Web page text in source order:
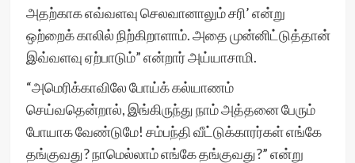
அதற்காக எவ்வளவு செலவானாலும் சரி’ என்று
ஒற்றைக் காலில் நிற்கிறாளாம். அதை முன்னிட்டுத்தான்
இவ்வளவு ஏற்பாடும்” என்றார் அய்யாசாமி.
“அமெரிக்காவிலே போய்க் கல்யாணம்
செய்வதென்றால், இங்கிருந்து நாம் அத்தனை பேரும்
போயாக வேண்டுமே! சம்பந்தி வீட்டுக்காரர்கள் எங்கே
தங்குவது? நாமெல்லாம் எங்கே தங்குவது?” என்று